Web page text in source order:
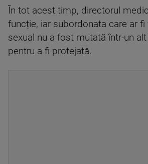
În tot acest timp, directorul
funcție, iar subordonata care ar
sexual nu a fost mutată într-un
pentru a fi protejată.